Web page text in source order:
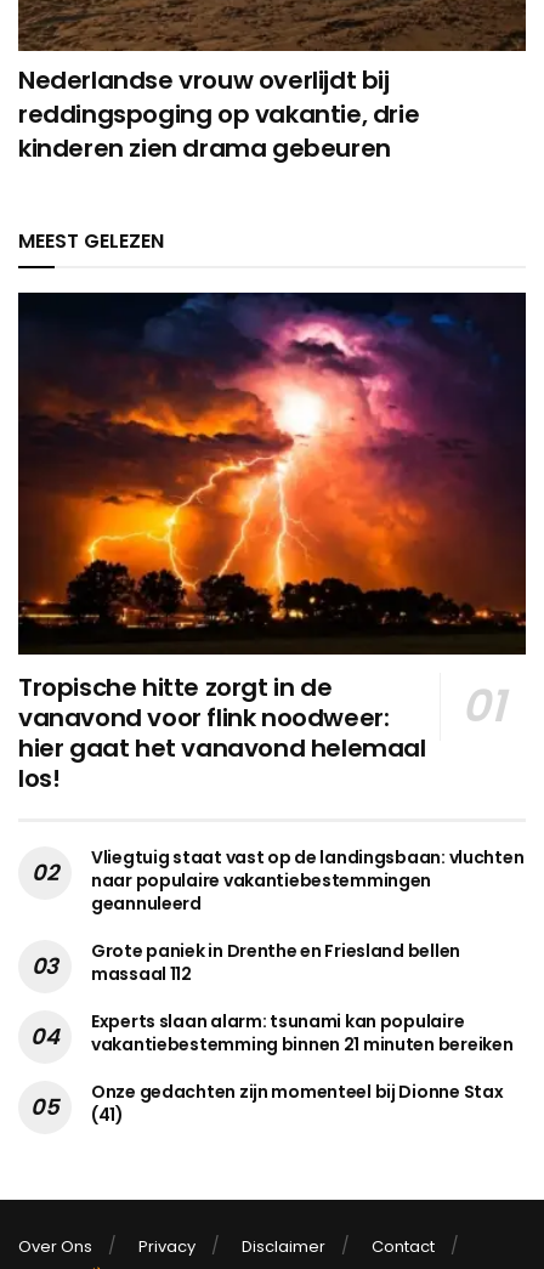
Nederlandse vrouw overlijdt bij
reddingspoging op vakantie, drie
kinderen zien drama gebeuren
MEEST GELEZEN
Tropische hitte zorgt in de
vanavond voor flink noodweer:
hier gaat het vanavond helemaal
los!
Vliegtuig staat vast op de landingsbaan: vluchten
naar populaire vakantiebestemmingen
geannuleerd
Grote paniek in Drenthe en Friesland bellen
massaal 112
Experts slaan alarm: tsunami kan populaire
vakantiebestemming binnen 21 minuten bereiken
Onze gedachten zijn momenteel bij Dionne Stax
(41)
Over Ons Privacy Disclaimer
Contact